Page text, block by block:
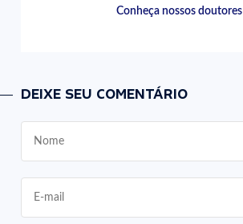
Conheça nossos doutores
DEIXE SEU COMENTÁRIO